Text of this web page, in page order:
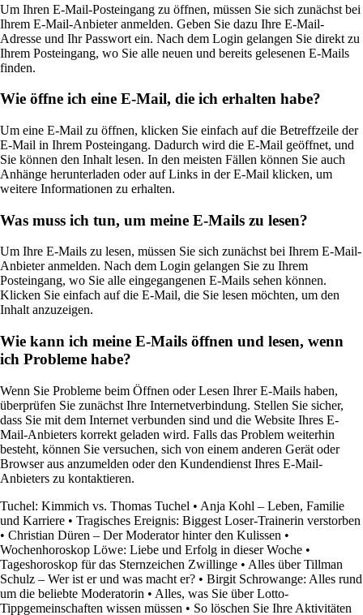
Um Ihren E-Mail-Posteingang zu öffnen, müssen Sie sich zunächst bei
Ihrem E-Mail-Anbieter anmelden. Geben Sie dazu Ihre E-Mail-
Adresse und Ihr Passwort ein. Nach dem Login gelangen Sie direkt zu
Ihrem Posteingang, wo Sie alle neuen und bereits gelesenen E-Mails
finden.
Wie öffne ich eine E-Mail, die ich erhalten habe?
Um eine E-Mail zu öffnen, klicken Sie einfach auf die Betreffzeile der
E-Mail in Ihrem Posteingang. Dadurch wird die E-Mail geöffnet, und
Sie können den Inhalt lesen. In den meisten Fällen können Sie auch
Anhänge herunterladen oder auf Links in der E-Mail klicken, um
weitere Informationen zu erhalten.
Was muss ich tun, um meine E-Mails zu lesen?
Um Ihre E-Mails zu lesen, müssen Sie sich zunächst bei Ihrem E-Mail-
Anbieter anmelden. Nach dem Login gelangen Sie zu Ihrem
Posteingang, wo Sie alle eingegangenen E-Mails sehen können.
Klicken Sie einfach auf die E-Mail, die Sie lesen möchten, um den
Inhalt anzuzeigen.
Wie kann ich meine E-Mails öffnen und lesen, wenn
ich Probleme habe?
Wenn Sie Probleme beim Öffnen oder Lesen Ihrer E-Mails haben,
überprüfen Sie zunächst Ihre Internetverbindung. Stellen Sie sicher,
dass Sie mit dem Internet verbunden sind und die Website Ihres E-
Mail-Anbieters korrekt geladen wird. Falls das Problem weiterhin
besteht, können Sie versuchen, sich von einem anderen Gerät oder
Browser aus anzumelden oder den Kundendienst Ihres E-Mail-
Anbieters zu kontaktieren.
Tuchel: Kimmich vs. Thomas Tuchel • Anja Kohl – Leben, Familie
und Karriere • Tragisches Ereignis: Biggest Loser-Trainerin verstorben
• Christian Düren – Der Moderator hinter den Kulissen •
Wochenhoroskop Löwe: Liebe und Erfolg in dieser Woche •
Tageshoroskop für das Sternzeichen Zwillinge • Alles über Tillman
Schulz – Wer ist er und was macht er? • Birgit Schrowange: Alles rund
um die beliebte Moderatorin • Alles, was Sie über Lotto-
Tippgemeinschaften wissen müssen • So löschen Sie Ihre Aktivitäten